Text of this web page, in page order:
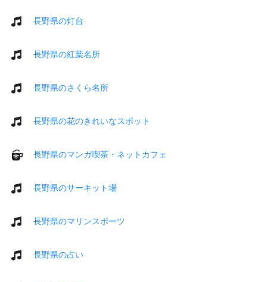
長野県の灯台
長野県の紅葉名所
長野県のさくら名所
長野県の花のきれいなスポット
長野県のマンガ喫茶・ネットカフェ
長野県のサーキット場
長野県のマリンスポーツ
長野県の占い